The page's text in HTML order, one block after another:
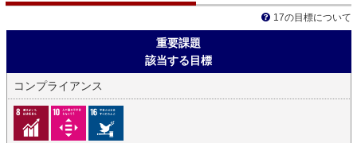
17の目標について
重要課題
該当する目標
コンプライアンス